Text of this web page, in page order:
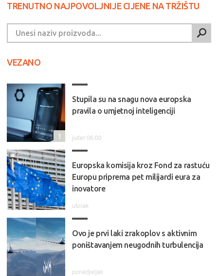
TRENUTNO NAJPOVOLJNIJE CIJENE NA TRŽIŠTU
VEZANO
Stupila su na snagu nova europska
pravila o umjetnoj inteligenciji
jučer 06:00
1
Europska komisija kroz Fond za rastuću
Europu priprema pet milijardi eura za
inovatore
utorak
Ovo je prvi laki zrakoplov s aktivnim
poništavanjem neugodnih turbulencija
ponedjeljak